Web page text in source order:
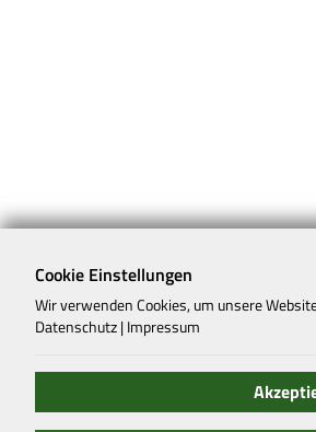
Cookie Einstellungen
Wir verwenden Cookies, um unsere
Datenschutz | Impressum